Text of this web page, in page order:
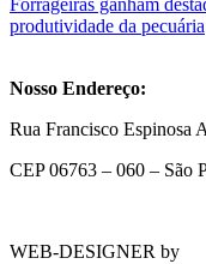
Forrageiras ganham
produtividade da pecuária
Nosso Endereço:
Rua Francisco Espinosa
CEP 06763 – 060 – São
WEB-DESIGNER by